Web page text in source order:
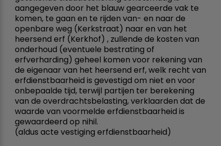
aangegeven door het blauw gearceerde vak te
komen, te gaan en te rijden van- en naar de
openbare weg (Kerkstraat) naar en van het
heersend erf (Kerkhof) , zullende de kosten van
onderhoud (eventuele bestrating of
erfverharding) geheel komen voor rekening van
de eigenaar van het heersend erf, welk recht van
erfdienstbaarheid is gevestigd om niet en voor
onbepaalde tijd, terwijl partijen ter berekening
van de overdrachtsbelasting, verklaarden dat de
waarde van voormelde erfdienstbaarheid is
gewaardeerd op nihil.
(aldus acte vestiging erfdienstbaarheid)